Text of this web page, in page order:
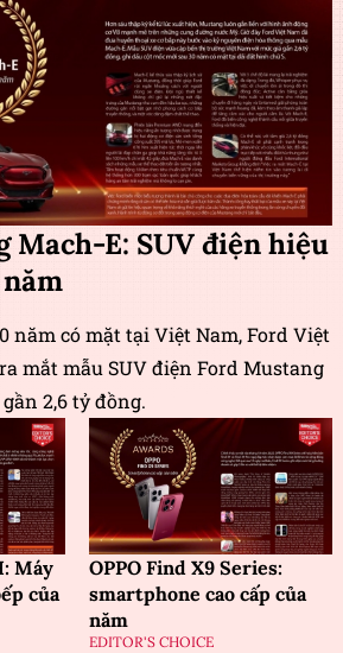
Mach-E: SUV điện hiệu
năm có mặt tại Việt Nam, Ford Việt
mắt mẫu SUV điện Ford Mustang
2,6 tỷ đồng.
Máy
của
OPPO Find X9 Series:
smartphone cao cấp của
năm
EDITOR'S CHOICE